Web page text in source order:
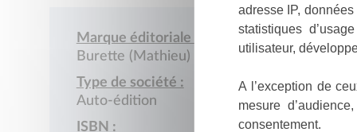
Marque éditoriale :
Burette (Mathieu)
Type de société :
Auto-édition
ISBN :
adresse IP,
statistiques
utilisateur,
A l’exception de
mesure
consentement.